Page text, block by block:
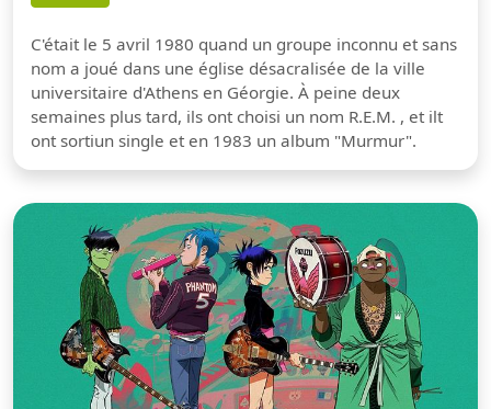
C'était le 5 avril 1980 quand un groupe inconnu et sans
nom a joué dans une église désacralisée de la ville
universitaire d'Athens en Géorgie. À peine deux
semaines plus tard, ils ont choisi un nom R.E.M. , et ilt
ont sortiun single et en 1983 un album "Murmur".